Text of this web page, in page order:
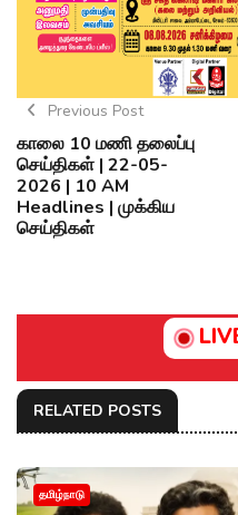
Previous Post
காலை 10 மணி தலைப்பு
செய்திகள் | 22-05-
2026 | 10 AM
Headlines | முக்கிய
செய்திகள்
RELATED POSTS
தமிழ்நாடு